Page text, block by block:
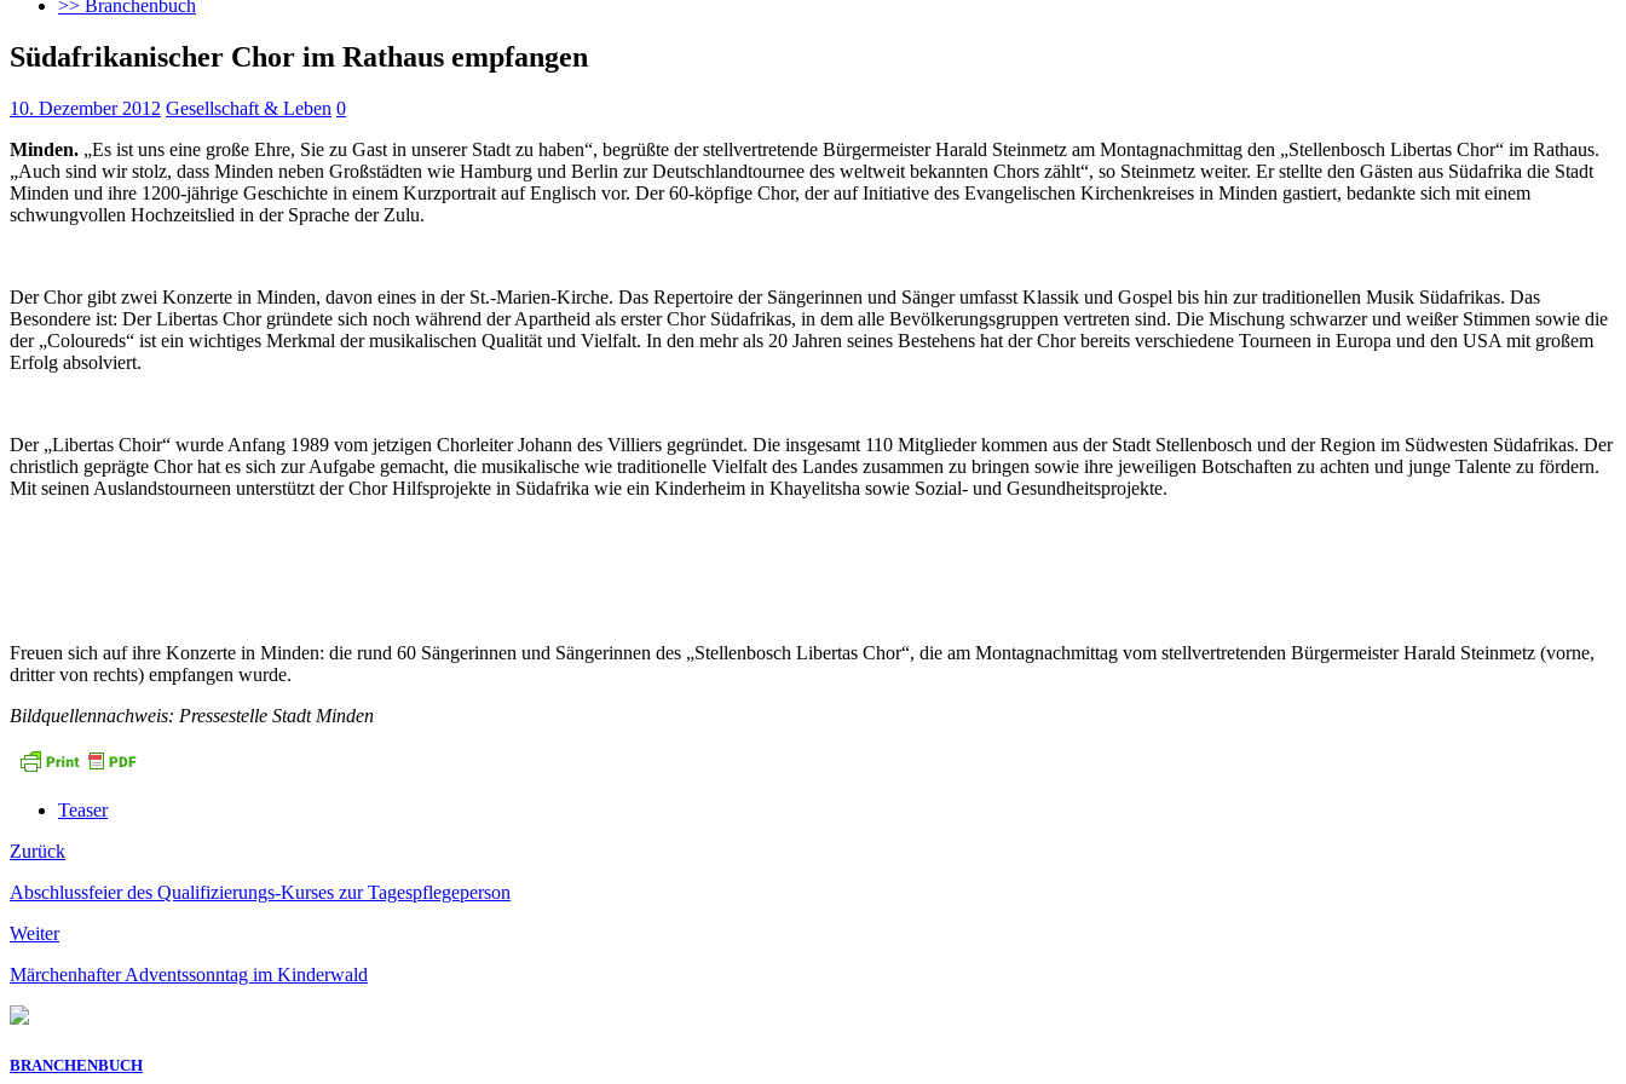
>> Branchenbuch
Südafrikanischer Chor im Rathaus empfangen
10. Dezember 2012 Gesellschaft & Leben 0
Minden. „Es ist uns eine große Ehre, Sie zu Gast in unserer Stadt zu haben“, begrüßte der stellvertretende Bürgermeister Harald Steinmetz am Montagnachmittag den „Stellenbosch Libertas Chor“ im Rathaus.
„Auch sind wir stolz, dass Minden neben Großstädten wie Hamburg und Berlin zur Deutschlandtournee des weltweit bekannten Chors zählt“, so Steinmetz weiter. Er stellte den Gästen aus Südafrika die Stadt
Minden und ihre 1200-jährige Geschichte in einem Kurzportrait auf Englisch vor. Der 60-köpfige Chor, der auf Initiative des Evangelischen Kirchenkreises in Minden gastiert, bedankte sich mit einem
schwungvollen Hochzeitslied in der Sprache der Zulu.
Der Chor gibt zwei Konzerte in Minden, davon eines in der St.-Marien-Kirche. Das Repertoire der Sängerinnen und Sänger umfasst Klassik und Gospel bis hin zur traditionellen Musik Südafrikas. Das
Besondere ist: Der Libertas Chor gründete sich noch während der Apartheid als erster Chor Südafrikas, in dem alle Bevölkerungsgruppen vertreten sind. Die Mischung schwarzer und weißer Stimmen sowie die
der „Coloureds“ ist ein wichtiges Merkmal der musikalischen Qualität und Vielfalt. In den mehr als 20 Jahren seines Bestehens hat der Chor bereits verschiedene Tourneen in Europa und den USA mit großem
Erfolg absolviert.
Der „Libertas Choir“ wurde Anfang 1989 vom jetzigen Chorleiter Johann des Villiers gegründet. Die insgesamt 110 Mitglieder kommen aus der Stadt Stellenbosch und der Region im Südwesten Südafrikas. Der
christlich geprägte Chor hat es sich zur Aufgabe gemacht, die musikalische wie traditionelle Vielfalt des Landes zusammen zu bringen sowie ihre jeweiligen Botschaften zu achten und junge Talente zu fördern.
Mit seinen Auslandstourneen unterstützt der Chor Hilfsprojekte in Südafrika wie ein Kinderheim in Khayelitsha sowie Sozial- und Gesundheitsprojekte.
Freuen sich auf ihre Konzerte in Minden: die rund 60 Sängerinnen und Sängerinnen des „Stellenbosch Libertas Chor“, die am Montagnachmittag vom stellvertretenden Bürgermeister Harald Steinmetz (vorne,
dritter von rechts) empfangen wurde.
Bildquellennachweis: Pressestelle Stadt Minden
Teaser
Zurück
Abschlussfeier des Qualifizierungs-Kurses zur Tagespflegeperson
Weiter
Märchenhafter Adventssonntag im Kinderwald
BRANCHENBUCH